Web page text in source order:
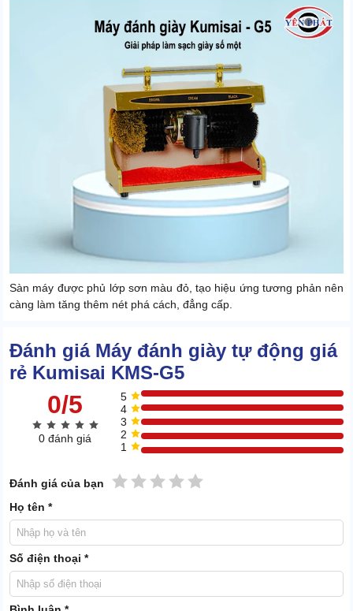
Sàn máy được phủ lớp sơn màu đỏ, tạo hiệu ứng tương phản nên
càng làm tăng thêm nét phá cách, đẳng cấp.
Máy tích hợp cùng lúc 4 chiếc chổi để hỗ trợ việc loại bỏ bụi bẩn,
đánh bóng giày dép. Các phụ kiện này đều được bố trí ở phần
trung tâm. Khi vận hành sẽ quay quanh trục để tạo lực tương tác
liên tục với vật cần làm sạch.
Đánh giá Máy đánh giày tự động giá
rẻ Kumisai KMS-G5
0/5
0 đánh giá
5
4
3
2
1
Đánh giá của bạn 5 sao
4 sao
3 sao
2 sao
1 sao
Họ tên *
Số điện thoại *